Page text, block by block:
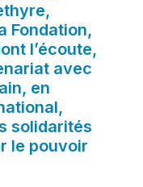
Fondation,
l’écoute,
avec
en
solidarités
le pouvoir